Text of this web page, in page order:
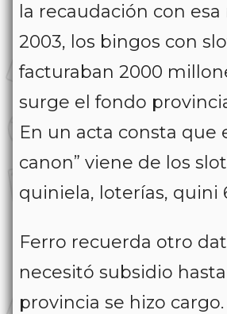
la recaudación con
2003, los bingos con
facturaban 2000
surge el fondo
En un acta consta que
canon” viene de los
quiniela, loterías, quini
Ferro recuerda otro
necesitó subsidio
provincia se hizo